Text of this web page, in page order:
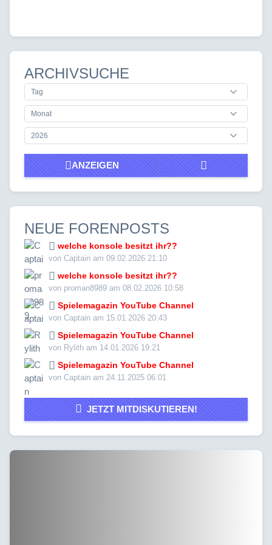
ARCHIVSUCHE
ANZEIGEN
NEUE FORENPOSTS
welche konsole besitzt ihr??
von Captain am 09.02.2026 21:10
welche konsole besitzt ihr??
von proman8989 am 08.02.2026 10:58
Spielemagazin YouTube Channel
von Captain am 15.01.2026 20:43
Spielemagazin YouTube Channel
von Rylith am 14.01.2026 19:21
Spielemagazin YouTube Channel
von Captain am 24.11.2025 06:01
JETZT MITDISKUTIEREN!